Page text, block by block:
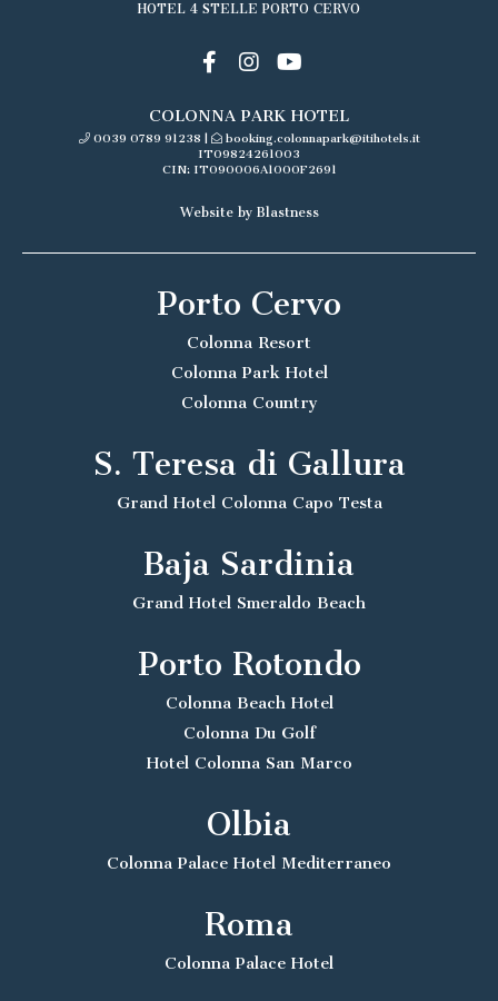
HOTEL 4 STELLE PORTO CERVO
COLONNA PARK HOTEL
0039 0789 91238 |
booking.colonnapark@itihotels.it
IT09824261003
CIN: IT090006A1000F2691
Website by Blastness
Porto Cervo
Colonna Resort
Colonna Park Hotel
Colonna Country
S. Teresa di Gallura
Grand Hotel Colonna Capo Testa
Baja Sardinia
Grand Hotel Smeraldo Beach
Porto Rotondo
Colonna Beach Hotel
Colonna Du Golf
Hotel Colonna San Marco
Olbia
Colonna Palace Hotel Mediterraneo
Roma
Colonna Palace Hotel